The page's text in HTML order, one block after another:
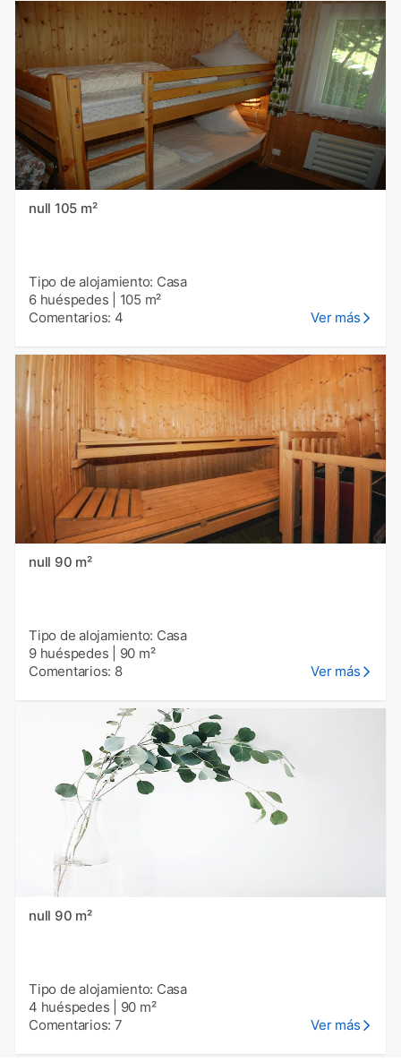
null 105 m²
Tipo de alojamiento: Casa
6 huéspedes
105 m²
Comentarios: 4
Ver más
null 90 m²
Tipo de alojamiento: Casa
9 huéspedes
90 m²
Comentarios: 8
Ver más
null 90 m²
Tipo de alojamiento: Casa
4 huéspedes
90 m²
Comentarios: 7
Ver más